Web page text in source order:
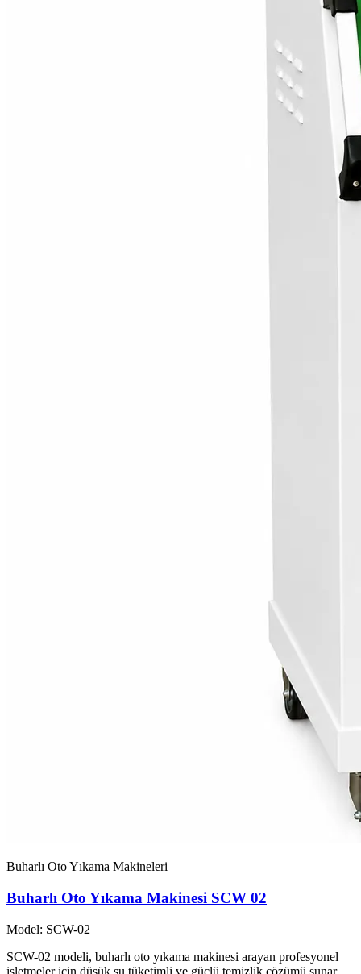
Buharlı Oto Yıkama Makineleri
Buharlı Oto Yıkama Makinesi SCW 02
Model: SCW-02
SCW-02 modeli, buharlı oto yıkama makinesi arayan profesyonel
işletmeler için düşük su tüketimli ve güçlü temizlik çözümü sunar.